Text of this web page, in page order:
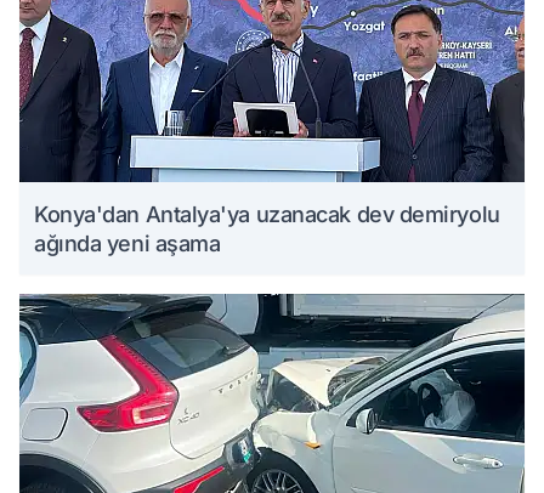
Konya'dan Antalya'ya uzanacak dev demiryolu
ağında yeni aşama